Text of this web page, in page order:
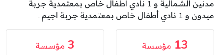
مدنين الشمالية و 1 نادي أطفال خاص بمعتمدية جربة
ميدون و 1 نادي أطفال خاص بمعتمدية جربة اجيم .
13 مؤسسة 3 مؤسسة